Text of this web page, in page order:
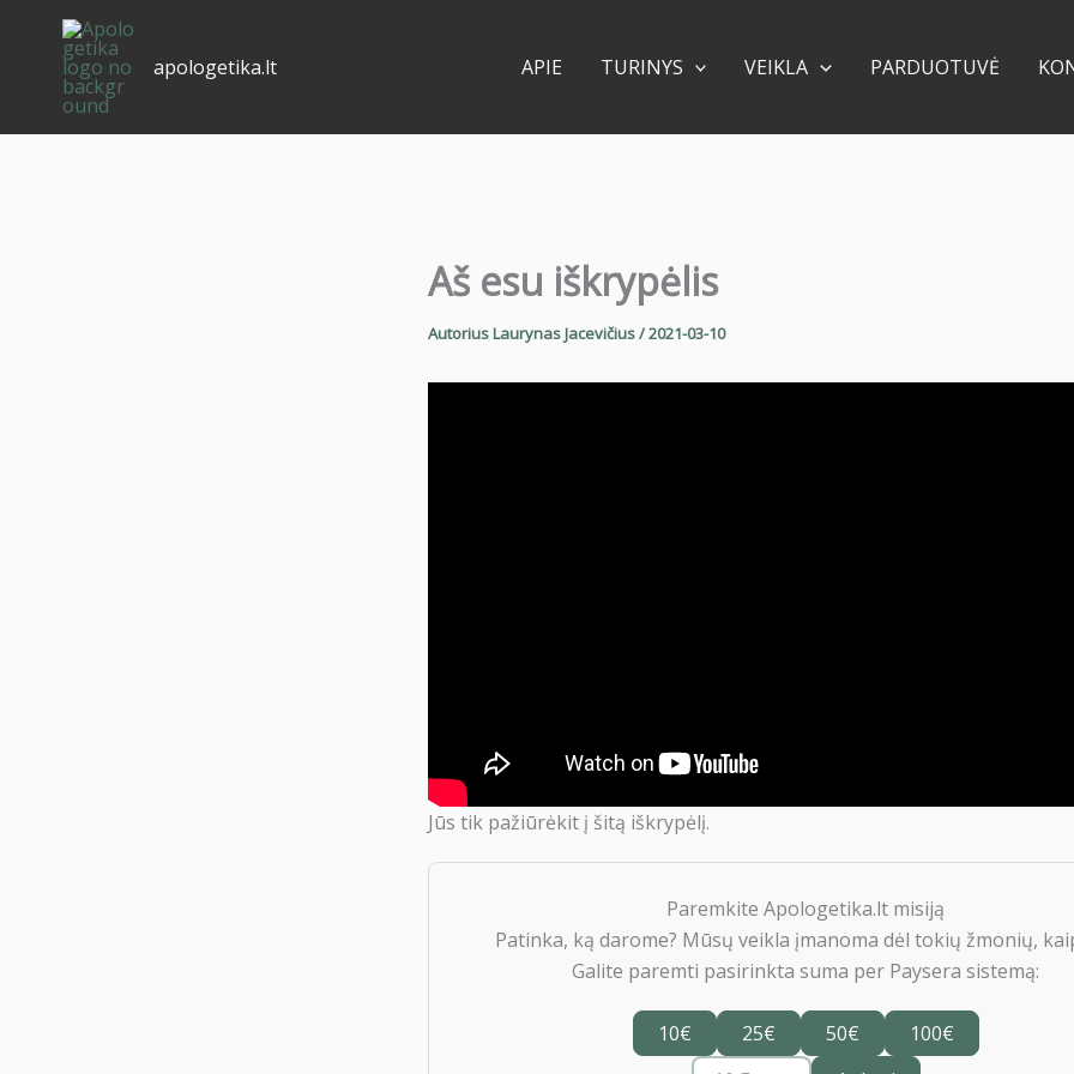
apologetika.lt APIE TURINYS VEIKLA PARDUOTUVĖ
Aš esu iškrypėlis
AutoriusLaurynas Jacevičius/2021-03-10
Jūs tik pažiūrėkit į šitą iškrypėlį.
Paremkite Apologetika.lt misiją
Patinka, ką darome? Mūsų veikla įmanoma dėl tokių žmonių,
Galite paremti pasirinkta suma per Paysera sistemą:
10€ 25€ 50€
100€